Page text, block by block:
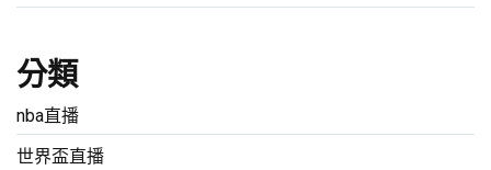
分類
nba直播
世界盃直播